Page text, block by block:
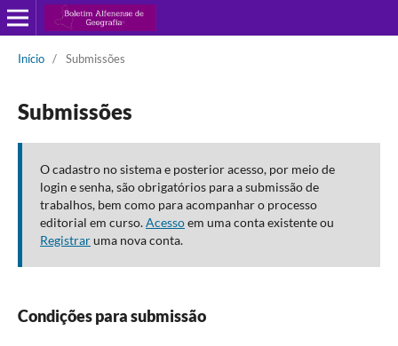
Início / Submissões
Submissões
O cadastro no sistema e posterior acesso, por meio de
login e senha, são obrigatórios para a submissão de
trabalhos, bem como para acompanhar o processo
editorial em curso.Acessoem uma conta existente ou
Registraruma nova conta.
Condições para submissão